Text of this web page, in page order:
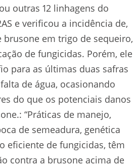
outras 12 linhagens do
e verificou a incidência de,
brusone em trigo de sequeiro,
de fungicidas. Porém, ele
para as últimas duas safras
de água, ocasionando
do que os potenciais danos
“Práticas de manejo,
de semeadura, genética
eficiente de fungicidas, têm
contra a brusone acima de